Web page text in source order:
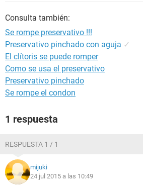
Consulta también:
Se rompe preservativo !!!
Preservativo pinchado con aguja ✓
El clítoris se puede romper
Como se usa el preservativo
Preservativo pinchado
Se rompe el condon
1 respuesta
RESPUESTA 1 / 1
mijuki
24 jul 2015 a las 10:49